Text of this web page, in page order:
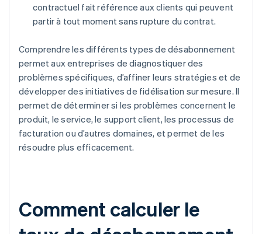
contractuel fait référence aux clients qui peuvent
partir à tout moment sans rupture du contrat.
Comprendre les différents types de désabonnement
permet aux entreprises de diagnostiquer des
problèmes spécifiques, d’affiner leurs stratégies et de
développer des initiatives de fidélisation sur mesure. Il
permet de déterminer si les problèmes concernent le
produit, le service, le support client, les processus de
facturation ou d’autres domaines, et permet de les
résoudre plus efficacement.
Comment calculer le